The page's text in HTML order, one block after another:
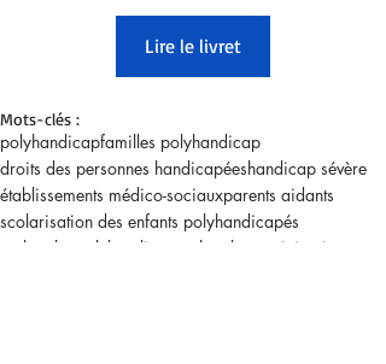
Lire le livret
Mots-clés :
polyhandicapfamilles polyhandicap
droits des personnes handicapéeshandicap sévère
établissements médico-sociauxparents aidants
scolarisation des enfants polyhandicapés
recherche polyhandicap
recherche participative